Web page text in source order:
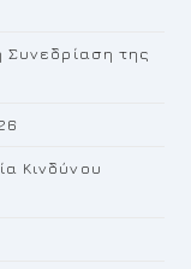
Συνεδρίαση της
Κινδύνου